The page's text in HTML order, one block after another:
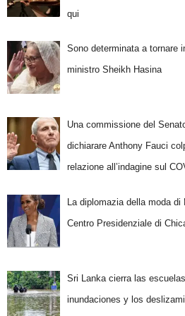
qui
Sono determinata a tornare
ministro Sheikh Hasina
Una commissione del
dichiarare Anthony Fauci
relazione all’indagine sul
La diplomazia della moda
Centro Presidenziale di
Sri Lanka cierra las
inundaciones y los